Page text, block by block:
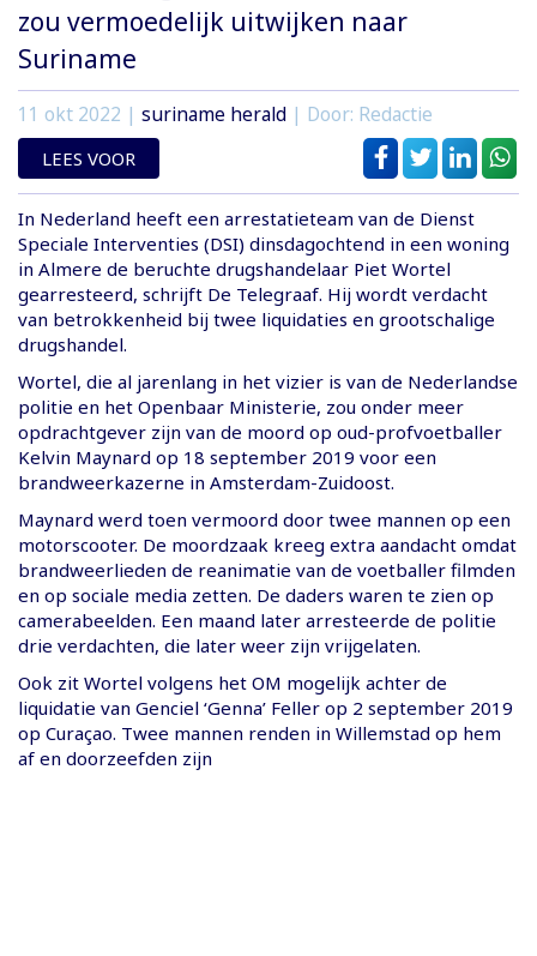
zou vermoedelijk uitwijken naar
Suriname
11 okt 2022 | suriname herald | Door: Redactie
LEES VOOR
In Nederland heeft een arrestatieteam van de Dienst
Speciale Interventies (DSI) dinsdagochtend in een woning
in Almere de beruchte drugshandelaar Piet Wortel
gearresteerd, schrijft De Telegraaf. Hij wordt verdacht
van betrokkenheid bij twee liquidaties en grootschalige
drugshandel.
Wortel, die al jarenlang in het vizier is van de Nederlandse
politie en het Openbaar Ministerie, zou onder meer
opdrachtgever zijn van de moord op oud-profvoetballer
Kelvin Maynard op 18 september 2019 voor een
brandweerkazerne in Amsterdam-Zuidoost.
Maynard werd toen vermoord door twee mannen op een
motorscooter. De moordzaak kreeg extra aandacht omdat
brandweerlieden de reanimatie van de voetballer filmden
en op sociale media zetten. De daders waren te zien op
camerabeelden. Een maand later arresteerde de politie
drie verdachten, die later weer zijn vrijgelaten.
Ook zit Wortel volgens het OM mogelijk achter de
liquidatie van Genciel ‘Genna’ Feller op 2 september 2019
op Curaçao. Twee mannen renden in Willemstad op hem
af en doorzeefden zijn